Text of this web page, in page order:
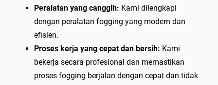
Peralatan yang canggih: Kami dilengkapi
dengan peralatan fogging yang modern dan
efisien.
Proses kerja yang cepat dan bersih: Kami
bekerja secara profesional dan memastikan
proses fogging berjalan dengan cepat dan tidak